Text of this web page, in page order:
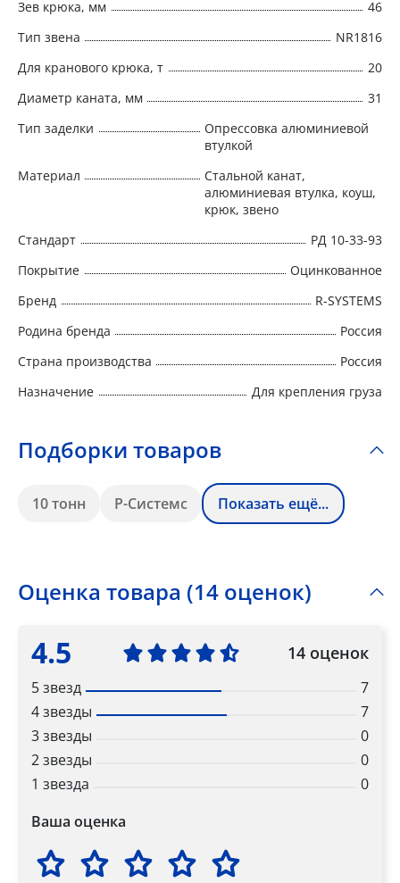
Зев крюка, мм
46
Тип звена
NR1816
Для кранового крюка, т
20
Диаметр каната, мм
31
Тип заделки
Опрессовка алюминиевой
втулкой
Материал
Стальной канат,
алюминиевая втулка, коуш,
крюк, звено
Стандарт
РД 10-33-93
Покрытие
Оцинкованное
Бренд
R-SYSTEMS
Родина бренда
Россия
Страна производства
Россия
Назначение
Для крепления груза
Подборки товаров
10 тонн Р-Системс Показать ещё...
Оценка товара (14 оценок)
4.5 14 оценок
5 звезд
7
4 звезды
7
3 звезды
0
2 звезды
0
1 звезда
0
Ваша оценка